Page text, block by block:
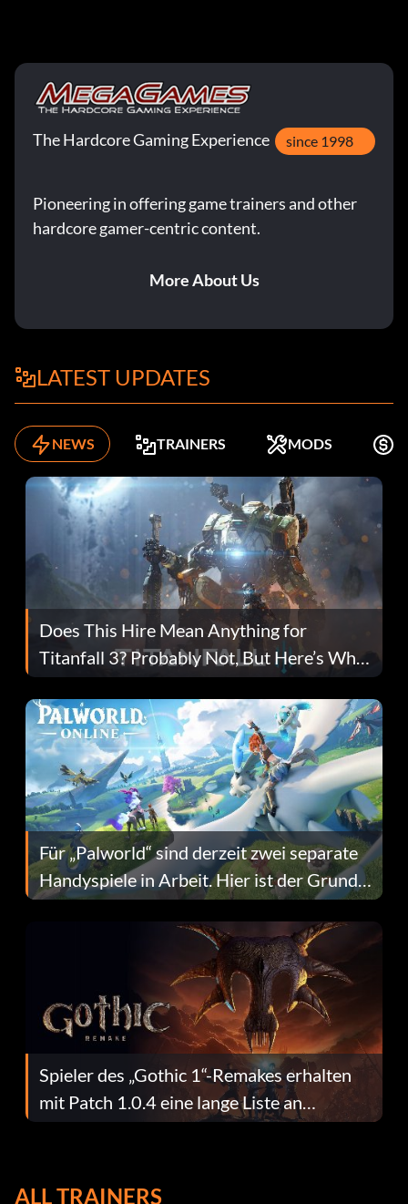
The Hardcore Gaming Experience since 1998
Pioneering in offering game trainers and other
hardcore gamer-centric content.
More About Us
LATEST UPDATES
NEWS TRAINERS MODS
Does This Hire Mean Anything for
Titanfall 3? Probably Not, But Here’s Why
Fans Are Hopeful
Für „Palworld“ sind derzeit zwei separate
Handyspiele in Arbeit. Hier ist der Grund
dafür.
Spieler des „Gothic 1“-Remakes erhalten
mit Patch 1.0.4 eine lange Liste an
Fehlerbehebungen
ALL TRAINERS